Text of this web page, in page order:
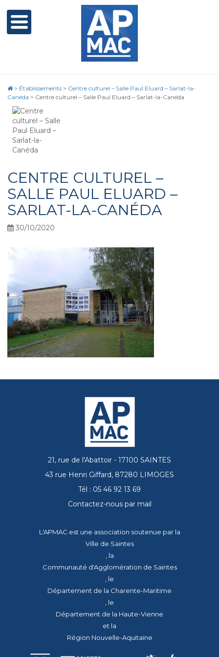
> Établissements > Centre culturel – Salle Paul Eluard – Sarlat-la-
Canéda > Centre culturel – Salle Paul Eluard – Sarlat-la-Canéda
CENTRE CULTUREL –
SALLE PAUL ELUARD –
SARLAT-LA-CANÉDA
30/10/2020
21, rue de l'Abattoir - 17100 SAINTES
43 rue Henri Giffard, 87280 LIMOGES
Tél : 05 46 92 13 69
Contactez-nous par mail
L'APMAC est une association soutenue par la
Ville de Saintes
, la
Communauté d'Agglomération de Saintes
, le
Département de la Charente-Maritime
, le
Département de la Haute-Vienne
et la
Région Nouvelle-Aquitaine